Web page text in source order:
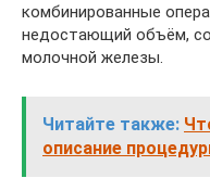
комбинированные
недостающий объём,
молочной железы.
Читайте также:
описание